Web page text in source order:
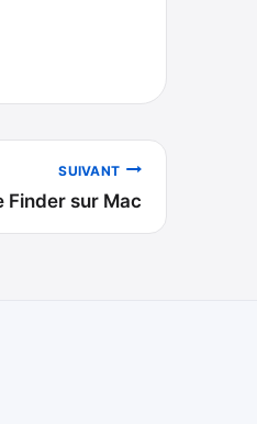
SUIVANT
Finder sur Mac